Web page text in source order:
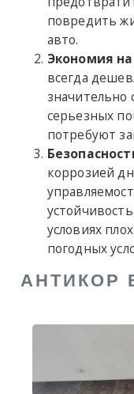
повредить
авто.
Экономия
всегда
значительно
серьезных
потребуют
коррозией
условиях
погодных
АНТИКОР